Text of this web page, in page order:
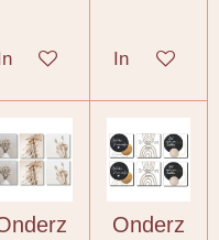
winkelwagenIn
Onderz